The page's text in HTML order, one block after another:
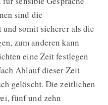
sind die
somit sicherer als die
zum anderen kann
eine Zeit festlegen
Ablauf dieser Zeit
gelöscht. Die zeitlichen
fünf und zehn